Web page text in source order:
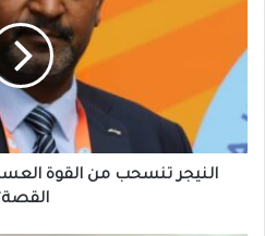
العسكرية
لبحيرة
ماهي
القصة؟النيجر تنسحب من القوة